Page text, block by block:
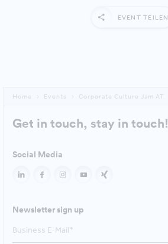
EVENT TEILEN
Home Events Corporate Culture Jam AT
Get in touch, stay in touch!
Social Media
Newsletter sign up